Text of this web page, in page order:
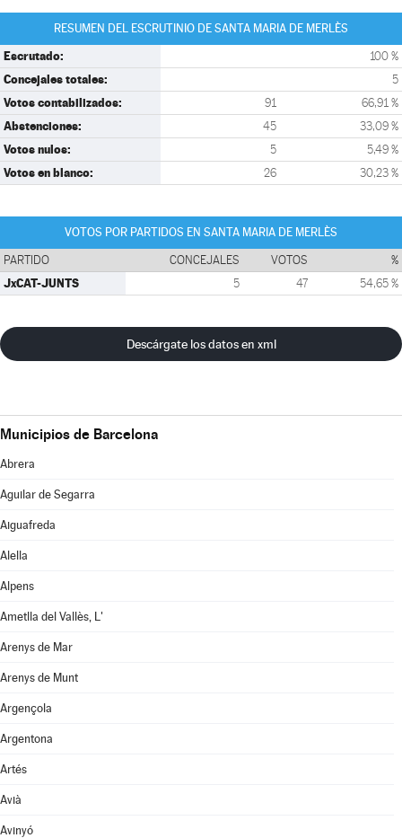
RESUMEN DEL ESCRUTINIO DE SANTA MARIA DE MERLÈS
Escrutado: 100 %
Concejales totales: 5
Votos contabilizados: 91 66,91 %
Abstenciones: 45 33,09 %
Votos nulos: 5 5,49 %
Votos en blanco: 26 30,23 %
VOTOS POR PARTIDOS EN SANTA MARIA DE MERLÈS
PARTIDO CONCEJALES VOTOS %
JxCAT-JUNTS 5 47 54,65 %
Descárgate los datos en xml
Municipios de Barcelona
Abrera
Aguilar de Segarra
Aiguafreda
Alella
Alpens
Ametlla del Vallès, L'
Arenys de Mar
Arenys de Munt
Argençola
Argentona
Artés
Avià
Avinyó